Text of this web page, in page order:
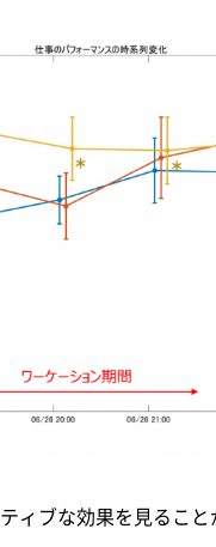
ィブな効果を見るこ